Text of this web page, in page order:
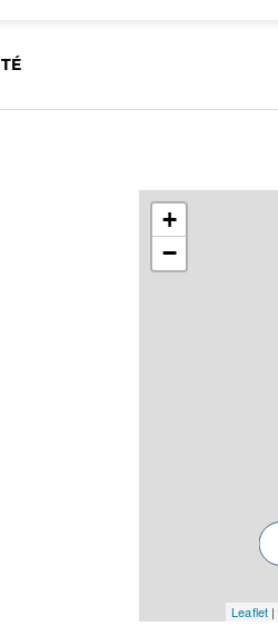
+
−
Leaflet |